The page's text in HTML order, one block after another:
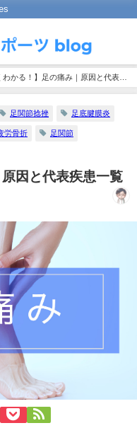
わかる！】足の痛み｜原因と代表疾
足関節捻挫 足底腱膜炎
労骨折 足関節
因と代表疾患一覧